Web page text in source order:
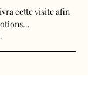
cette visite afin